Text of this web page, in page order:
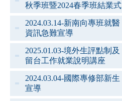
秋季班暨2024春季班結業式
2024.03.14-新南向專班就醫
資訊急難宣導
2025.01.03-境外生評點制及
留台工作就業說明講座
2024.03.04-國際專修部新生
宣導